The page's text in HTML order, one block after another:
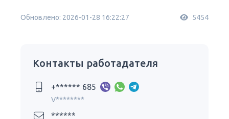
Обновлено: 2026-01-28 16:22:27 5454
Контакты работадателя
+****** 685
V********
******